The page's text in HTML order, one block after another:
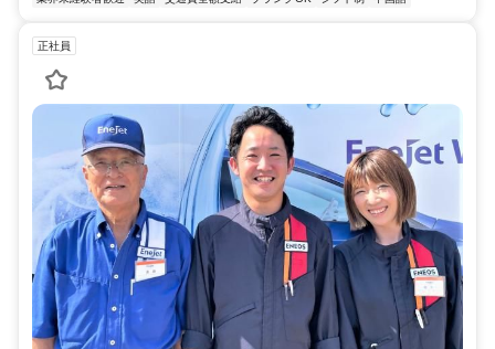
正社員